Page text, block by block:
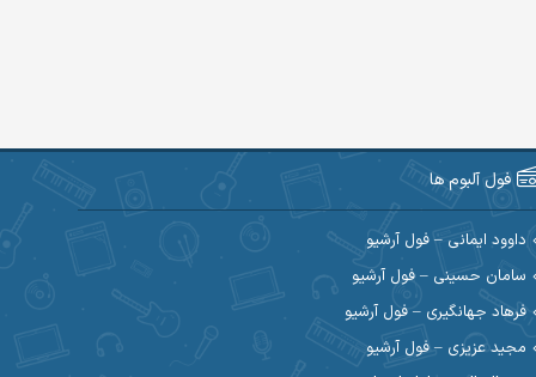
فول آلبوم ها
داوود ایمانی – فول آرشیو
سامان حسینی – فول آرشیو
فرهاد جهانگیری – فول آرشیو
مجید عزیزی – فول آرشیو